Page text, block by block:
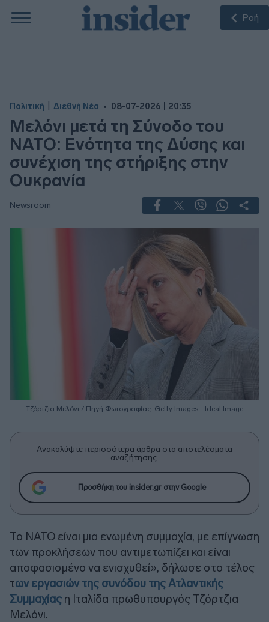
Ροή
Πολιτική Διεθνή Νέα 08-07-2026 | 20:35
Μελόνι μετά τη Σύνοδο του
ΝΑΤΟ: Ενότητα της Δύσης και
συνέχιση της στήριξης στην
Ουκρανία
Newsroom
Τζόρτζια Μελόνι / Πηγή Φωτογραφίας: Getty Images - Ideal Image
Ανακαλύψτε περισσότερα άρθρα στα αποτελέσματα
αναζήτησης.
Προσθήκη του insider.gr στην Google
Το ΝΑΤΟ είναι μια ενωμένη συμμαχία, με επίγνωση
των προκλήσεων που αντιμετωπίζει και είναι
αποφασισμένο να ενισχυθεί», δήλωσε στο τέλος
των εργασιών της συνόδου της Ατλαντικής
Συμμαχίας η Ιταλίδα πρωθυπουργός Τζόρτζια
Μελόνι.